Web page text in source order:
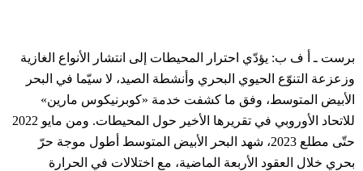
برست ـ أ ف ب: يؤدّي احترار المحيطات إلى انتشار الأنواع الغازية
وزعزعة التنوّع الحيوي البحري وأنشطة الصيد، لا سيّما في البحر
الأبيض المتوسط، وفق ما كشفت خدمة «كوبرنيكوس مارين»
للاتحاد الأوروبي في تقريرها الأخير حول المحيطات. ومن مايو 2022
حتّى مطلع 2023، شهد البحر الأبيض المتوسط أطول موجة حرّ
بحري خلال العقود الأربعة الماضية، مع اختلالات في الحرارة